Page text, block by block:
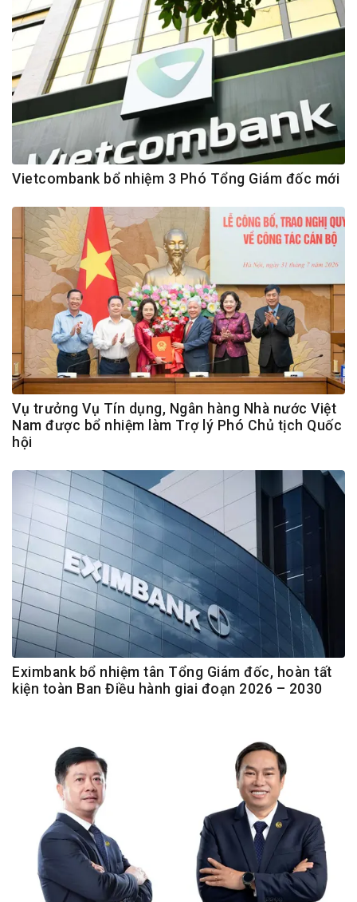
Vietcombank bổ nhiệm 3 Phó Tổng Giám đốc mới
Vụ trưởng Vụ Tín dụng, Ngân hàng Nhà nước Việt
Nam được bổ nhiệm làm Trợ lý Phó Chủ tịch Quốc
hội
Eximbank bổ nhiệm tân Tổng Giám đốc, hoàn tất
kiện toàn Ban Điều hành giai đoạn 2026 – 2030